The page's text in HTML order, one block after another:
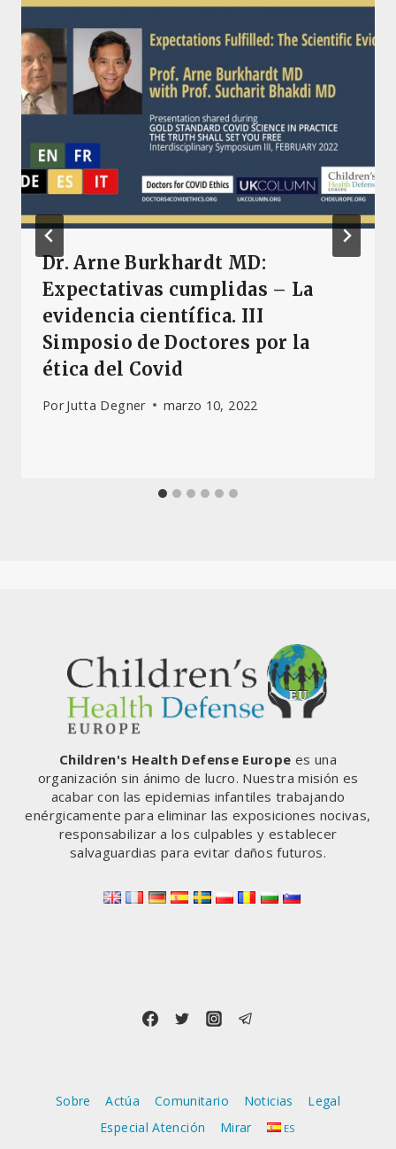
Dr. Arne Burkhardt MD:
Expectativas cumplidas – La
evidencia científica. III
Simposio de Doctores por la
ética del Covid
Por Jutta Degner marzo 10, 2022
Children's Health Defense Europe es una
organización sin ánimo de lucro. Nuestra misión es
acabar con las epidemias infantiles trabajando
enérgicamente para eliminar las exposiciones nocivas,
responsabilizar a los culpables y establecer
salvaguardias para evitar daños futuros.
Sobre Actúa Comunitario Noticias
Legal
Especial Atención
Mirar ES